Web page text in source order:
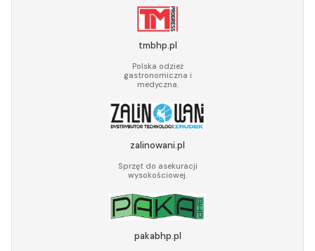
tmbhp.pl
Polska odzież
gastronomiczna i
medyczna.
zalinowani.pl
Sprzęt do asekuracji
wysokościowej.
pakabhp.pl